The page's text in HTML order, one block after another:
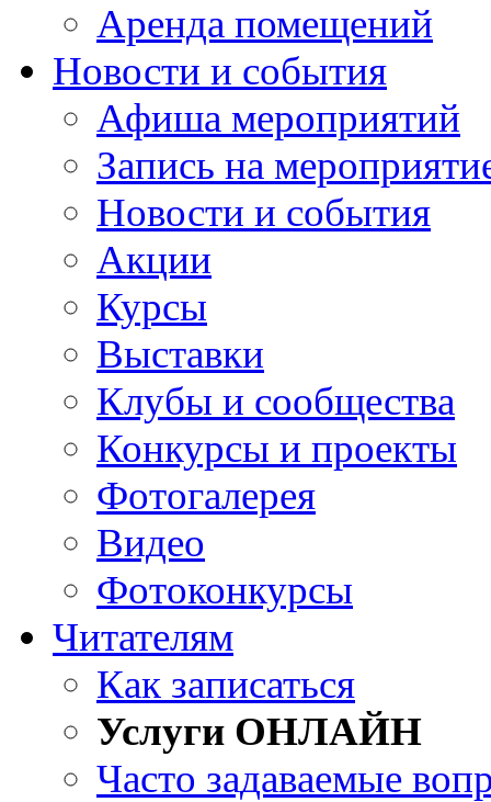
Аренда помещений
Новости и события
Афиша мероприятий
Запись на
Новости и события
Акции
Курсы
Выставки
Клубы и сообщества
Конкурсы и проекты
Фотогалерея
Видео
Фотоконкурсы
Читателям
Как записаться
Услуги ОНЛАЙН
Часто задаваемые